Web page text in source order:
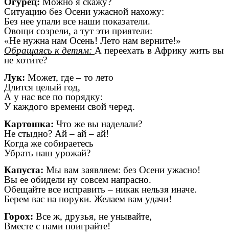
Ситуацию без Осени ужасной нахожу:
Без нее упали все наши показатели.
Овощи созрели, а тут эти приятели:
«Не нужна нам Осень! Лето нам верните!»
Обращаясь к детям: А переехать в Африку жить вы
не хотите?
Лук: Может, где – то лето
Длится целый год,
А у нас все по порядку:
У каждого времени свой черед.
Картошка: Что же вы наделали?
Не стыдно? Ай – ай – ай!
Когда же собираетесь
Убрать наш урожай?
Капуста: Мы вам заявляем: без Осени ужасно!
Вы ее обидели ну совсем напрасно.
Обещайте все исправить – никак нельзя иначе.
Берем вас на поруки. Желаем вам удачи!
Горох: Все ж, друзья, не унывайте,
Вместе с нами поиграйте!